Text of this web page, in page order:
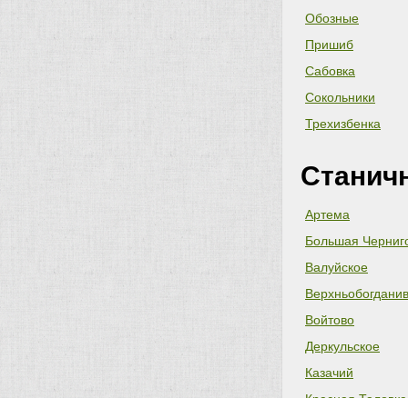
Обозные
Пришиб
Сабовка
Сокольники
Трехизбенка
Артема
Большая
Валуйское
Войтово
Деркульское
Казачий